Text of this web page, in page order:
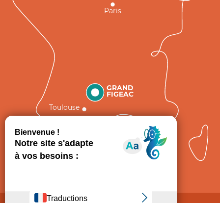
GRAND
FIGEAC
Toulouse
Paris